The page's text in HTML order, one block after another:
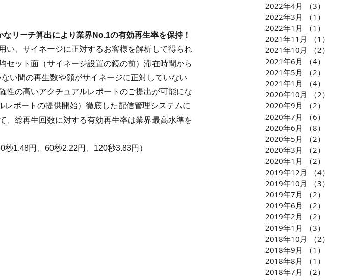
リーチ算出により業界No.1の有効再生率を保持！
い、サイネージに正対するお客様を解析して得られ
セット面（サイネージ設置の鏡の前）滞在時間から
い間の再生数や顔がサイネージに正対していない
性の高いアクチュアルレポートのご提出が可能にな
ポートの提供開始）徹底した配信管理システムに
、総再生回数に対する有効再生率は業界最高水準を
1.48円、60秒2.22円、120秒3.83円）
2022年4月
（3）
2022年3月
（1）
2022年1月
（1）
2021年11月
（1）
2021年10月
（2）
2021年6月
（4）
2021年5月
（2）
2021年1月
（4）
2020年10月
（2）
2020年9月
（2）
2020年7月
（6）
2020年6月
（8）
2020年5月
（2）
2020年3月
（2）
2020年1月
（2）
2019年12月
（4）
2019年10月
（3）
2019年7月
（2）
2019年6月
（2）
2019年2月
（2）
2019年1月
（3）
2018年10月
（2）
2018年9月
（1）
2018年8月
（1）
2018年7月
（2）